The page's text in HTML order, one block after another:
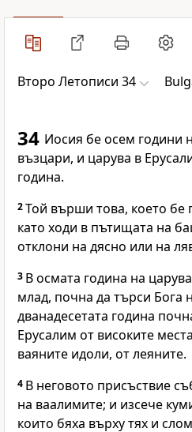
Второ Летописи 34
34 Иосия бе осем години
възцари, и царува в
година.
2Той върши това, което бе
като ходи в пътищата на
отклони на дясно или на
3 В осмата година на
млад, почна да търси Бога
дванадесетата година
Ерусалим от високите
ваяните идоли, от леяните.
4 В неговото присъствие
на ваалимите; и изсече
които бяха върху тях и